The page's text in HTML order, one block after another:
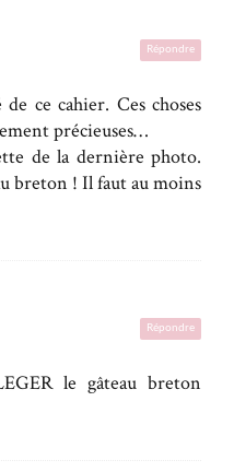
Répondre
ce cahier. Ces choses
précieuses…
de la dernière photo.
breton ! Il faut au moins
Répondre
le gâteau breton